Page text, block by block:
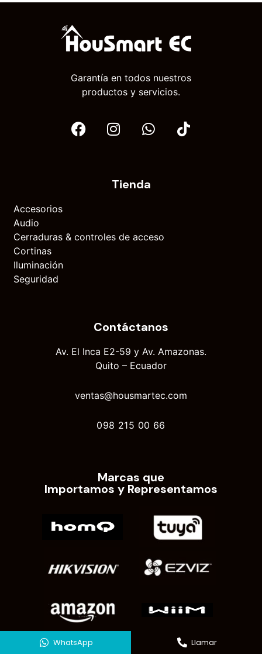
Garantía en todos nuestros
productos y servicios.
Tienda
Accesorios
Audio
Cerraduras & controles de acceso
Cortinas
Iluminación
Seguridad
Contáctanos
Av. El Inca E2-59 y Av. Amazonas.
Quito – Ecuador
ventas@housmartec.com
098 215 00 66
Marcas que
Importamos y Representamos
WhatsApp Llamar